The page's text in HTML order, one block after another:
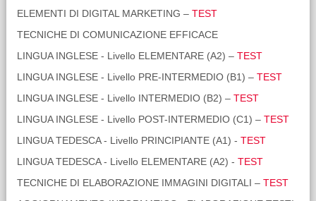
ELEMENTI DI DIGITAL MARKETING – TEST
TECNICHE DI COMUNICAZIONE EFFICACE
LINGUA INGLESE - Livello ELEMENTARE (A2) – TEST
LINGUA INGLESE - Livello PRE-INTERMEDIO (B1) – TEST
LINGUA INGLESE - Livello INTERMEDIO (B2) – TEST
LINGUA INGLESE - Livello POST-INTERMEDIO (C1) – TEST
LINGUA TEDESCA - Livello PRINCIPIANTE (A1) - TEST
LINGUA TEDESCA - Livello ELEMENTARE (A2) - TEST
TECNICHE DI ELABORAZIONE IMMAGINI DIGITALI – TEST